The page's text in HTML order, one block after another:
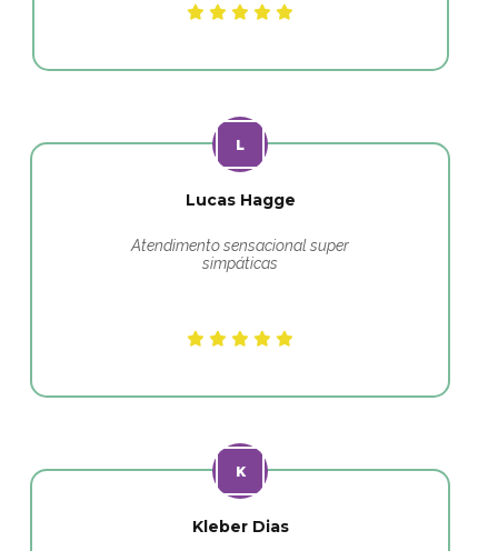
Lucas Hagge
Atendimento sensacional super
simpáticas
Kleber Dias